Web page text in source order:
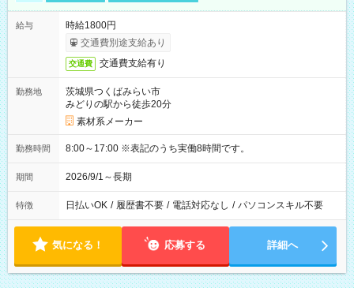
給与
時給1800円
交通費別途支給あり
交通費 交通費支給有り
勤務地
茨城県つくばみらい市
みどりの駅から徒歩20分
素材系メーカー
勤務時間 8:00～17:00 ※表記のうち実働8時間です。
期間 2026/9/1～長期
特徴 日払いOK / 履歴書不要 / 電話対応なし / パソコンスキル不要
気になる！ 応募する 詳細へ